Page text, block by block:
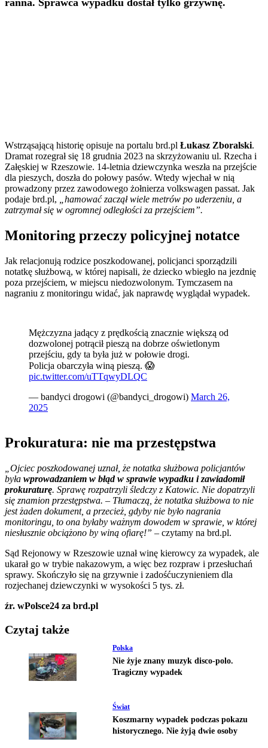
ranna. Sprawca wypadku dostał tylko grzywnę.
Wstrząsającą historię opisuje na portalu brd.pl Łukasz Zboralski.
Dramat rozegrał się 18 grudnia 2023 na skrzyżowaniu ul. Rzecha i
Załęskiej w Rzeszowie. 14-letnia dziewczynka weszła na przejście
dla pieszych, doszła do połowy pasów. Wtedy wjechał w nią
prowadzony przez zawodowego żołnierza volkswagen passat. Jak
podaje brd.pl, „hamować zaczął wiele metrów po uderzeniu, a
zatrzymał się w ogromnej odległości za przejściem”.
Monitoring przeczy policyjnej notatce
Jak relacjonują rodzice poszkodowanej, policjanci sporządzili
notatkę służbową, w której napisali, że dziecko wbiegło na jezdnię
poza przejściem, w miejscu niedozwolonym. Tymczasem na
nagraniu z monitoringu widać, jak naprawdę wyglądał wypadek.
Mężczyzna jadący z prędkością znacznie większą od
dozwolonej potrącił pieszą na dobrze oświetlonym
przejściu, gdy ta była już w połowie drogi.
Policja obarczyła winą pieszą. 😱
pic.twitter.com/uTTqwyDLQC
— bandyci drogowi (@bandyci_drogowi) March 26,
2025
Prokuratura: nie ma przestępstwa
„Ojciec poszkodowanej uznał, że notatka służbowa policjantów
była wprowadzaniem w błąd w sprawie wypadku i zawiadomił
prokuraturę. Sprawę rozpatrzyli śledczy z Katowic. Nie dopatrzyli
się znamion przestępstwa. – Tłumaczą, że notatka służbowa to nie
jest żaden dokument, a przecież, gdyby nie było nagrania
monitoringu, to ona byłaby ważnym dowodem w sprawie, w której
niesłusznie obciążono by winą ofiarę!” – czytamy na brd.pl.
Sąd Rejonowy w Rzeszowie uznał winę kierowcy za wypadek, ale
ukarał go w trybie nakazowym, a więc bez rozpraw i przesłuchań
sprawy. Skończyło się na grzywnie i zadośćuczynieniem dla
rozjechanej dziewczynki w wysokości 5 tys. zł.
źr. wPolsce24 za brd.pl
Czytaj także
Polska
Nie żyje znany muzyk disco-polo.
Tragiczny wypadek
Świat
Koszmarny wypadek podczas pokazu
historycznego. Nie żyją dwie osoby